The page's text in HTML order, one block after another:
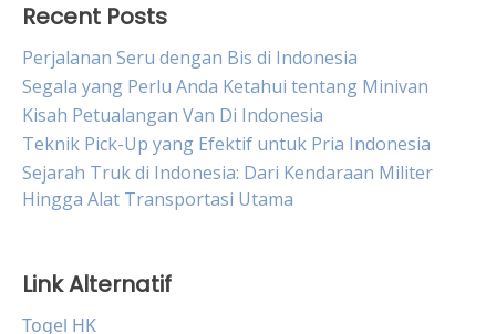
Recent Posts
Perjalanan Seru dengan Bis di Indonesia
Segala yang Perlu Anda Ketahui tentang Minivan
Kisah Petualangan Van Di Indonesia
Teknik Pick-Up yang Efektif untuk Pria Indonesia
Sejarah Truk di Indonesia: Dari Kendaraan Militer
Hingga Alat Transportasi Utama
Link Alternatif
Togel HK